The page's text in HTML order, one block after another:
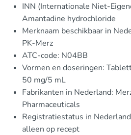
INN (Internationale Niet-
Amantadine hydrochloride
Merknaam beschikbaar in
PK-Merz
ATC-code: N04BB
Vormen en doseringen:
50 mg/5 mL
Fabrikanten in Nederland:
Pharmaceuticals
Registratiestatus in
alleen op recept